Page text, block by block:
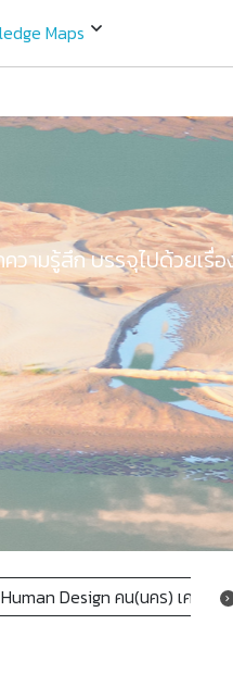
Maps
ามรู้สึก บรรจุไปด้วยเรื่
Human Design คน(นคร) เคลื่อน เ